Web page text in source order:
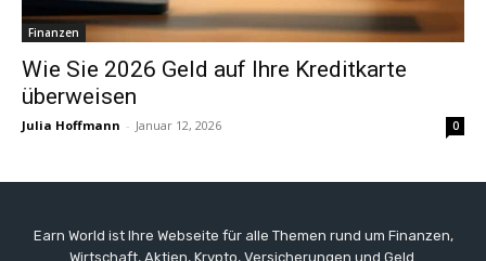
Finanzen
Wie Sie 2026 Geld auf Ihre Kreditkarte
überweisen
Julia Hoffmann - Januar 12, 2026 0
Earn World ist Ihre Webseite für alle Themen rund um Finanzen,
Wirtschaft, Aktien, Krypto, Versicherungen und Geld.